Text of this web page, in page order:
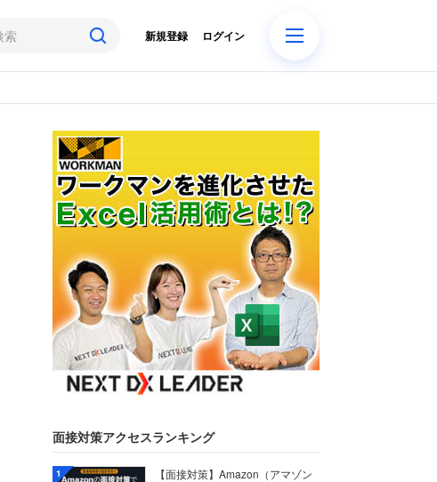
ログイン
新規登録
面接対策アクセスランキング
1
【面接対策】Amazon（アマゾン